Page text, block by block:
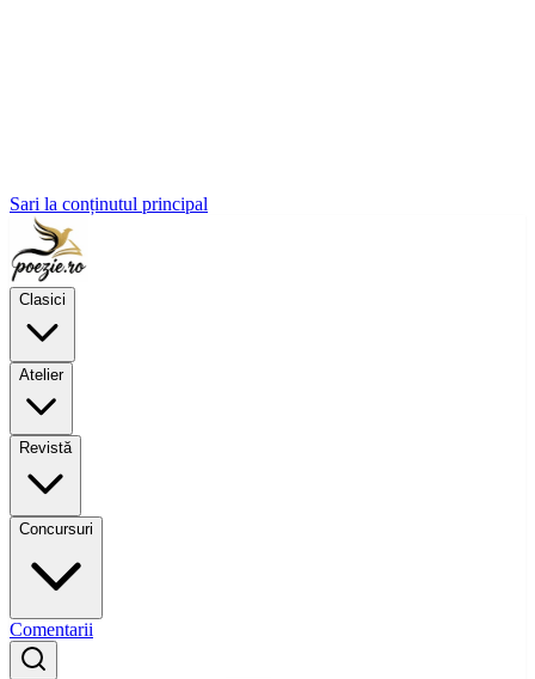
Sari la conținutul principal
Clasici
Atelier
Revistă
Concursuri
Comentarii